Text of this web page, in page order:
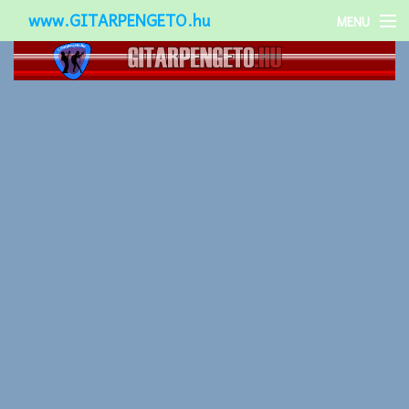
www.GITARPENGETO.hu MENU
Népszerű-